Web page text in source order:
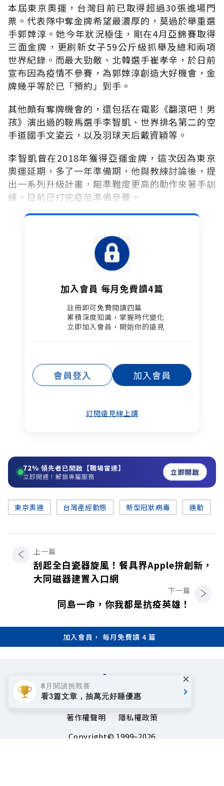
本屆東京奧運，台灣目前已取得超過30張進場門
票。代表隊中奪金牌希望最濃厚的，莫過於舉重選
手郭婞淳。她今年狀況極佳，剛在4月亞錦賽取得
三面金牌，更刷新女子59公斤級抓舉及總和兩項
世界紀錄。而最大勁敵、北韓選手崔孝辛，於日前
宣布因為疫情不參賽，為郭婞淳創造大好機會，金
牌幾乎等於已「預約」到手。
其他頗有奪牌機會的，還包括在電影《翻滾吧！男
孩》演出過的鞍馬選手李智凱、世界排名第二的空
手道國手文姿云，以及羽球天后戴資穎等。
李智凱曾在2018年獲得亞運金牌，這次因為東京
奧運延期，多了一年準備期，他與教練討論後，提
出一系列升級計畫，瞄準難度更高的動作來著手訓
練。目前已打完疫苗準備參賽。
加入會員 每月免費讀4篇
註冊即可免費閱讀四篇​
累積深度知識，掌握時代變化​
立即加入會員，開始你的遠見
會員登入 加入會員
訂閱遠見線上讀
72% 領先者已開啟【職場雷達】
立即開通！解鎖專屬服務 立即開啟
東京奧運 台灣產經動態 新型冠狀病毒 運動
上一篇
刮起全白瓷器旋風！餐具界Apple拚創新，
大同磁器建置入口網
下一篇
同島一命，你我都是抗疫英雄！
加入會員， 每月免費讀 4 篇
著作權聲明
隱私權政策
Copyright© 1999~2026
8月閱讀挑戰賽
看3篇文章，抽萬元好睡優惠
×